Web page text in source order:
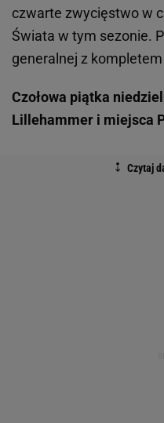
czwarte zwycięstwo w
Świata w tym sezonie.
generalnej z
Czołowa piątka
Lillehammer i miejsca